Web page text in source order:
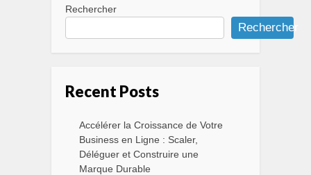
Rechercher
Rechercher
Recent Posts
Accélérer la Croissance de Votre
Business en Ligne : Scaler,
Déléguer et Construire une
Marque Durable